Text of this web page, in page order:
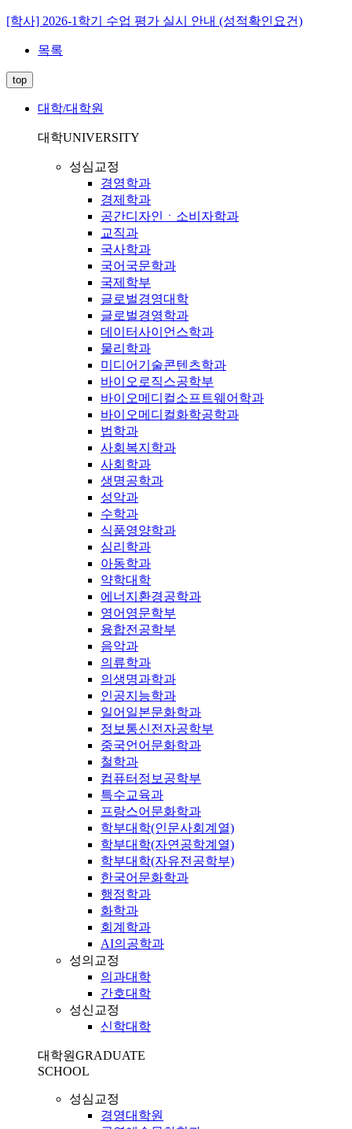
[학사] 2026-1학기 수업 평가 실시 안내 (성적확인요건)
목록
top
대학/대학원
대학UNIVERSITY
성심교정
경영학과
경제학과
공간디자인ㆍ소비자학과
교직과
국사학과
국어국문학과
국제학부
글로벌경영대학
글로벌경영학과
데이터사이언스학과
물리학과
미디어기술콘텐츠학과
바이오로직스공학부
바이오메디컬소프트웨어학과
바이오메디컬화학공학과
법학과
사회복지학과
사회학과
생명공학과
성악과
수학과
식품영양학과
심리학과
아동학과
약학대학
에너지환경공학과
영어영문학부
융합전공학부
음악과
의류학과
의생명과학과
인공지능학과
일어일본문화학과
정보통신전자공학부
중국언어문화학과
철학과
컴퓨터정보공학부
특수교육과
프랑스어문화학과
학부대학(인문사회계열)
학부대학(자연공학계열)
학부대학(자유전공학부)
한국어문화학과
행정학과
화학과
회계학과
AI의공학과
성의교정
의과대학
간호대학
성신교정
신학대학
대학원GRADUATE
SCHOOL
성심교정
경영대학원